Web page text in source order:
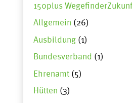
150plus
Allgemein (26)
Ausbildung(1)
Bundesverband (1)
Ehrenamt(5)
Hütten (3)